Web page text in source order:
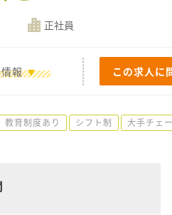
正社員
報 この求人に
教育制度あり シフト制 大手チェ